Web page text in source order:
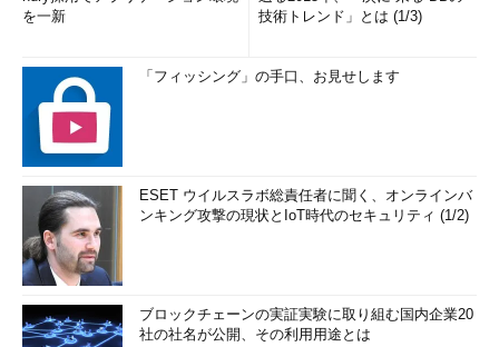
を一新
技術トレンド」とは (1/3)
「フィッシング」の手口、お見せします
ESET ウイルスラボ総責任者に聞く、オンラインバ
ンキング攻撃の現状とIoT時代のセキュリティ (1/2)
ブロックチェーンの実証実験に取り組む国内企業20
社の社名が公開、その利用用途とは